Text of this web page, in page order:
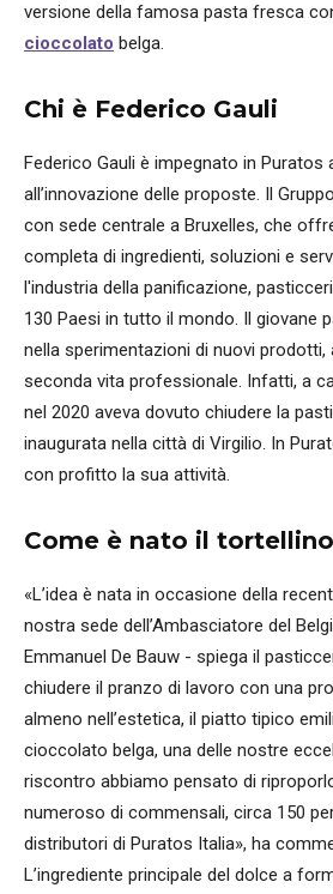
versione della famosa pasta fresca
cioccolato belga.
Chi è Federico Gauli
Federico Gauli è impegnato in Puratos
all’innovazione delle proposte. Il
con sede centrale a Bruxelles, che
completa di ingredienti, soluzioni e
l'industria della panificazione,
130 Paesi in tutto il mondo. Il giovane
nella sperimentazioni di nuovi prodotti,
seconda vita professionale. Infatti, a
nel 2020 aveva dovuto chiudere la
inaugurata nella città di Virgilio. In
con profitto la sua attività.
Come è nato il
«L’idea è nata in occasione della
nostra sede dell’Ambasciatore del
Emmanuel De Bauw - spiega il
chiudere il pranzo di lavoro con una
almeno nell’estetica, il piatto tipico
cioccolato belga, una delle nostre
riscontro abbiamo pensato di
numeroso di commensali, circa 150
distributori di Puratos Italia», ha
L’ingrediente principale del dolce a